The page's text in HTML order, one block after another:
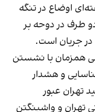
یک‌هفته‌ای اوضاع در تنگه
طرف در دوحه بر
در جریان است.
همزمان با نشستن
و هشدار
تهران عبور
تهران و واشینگتن